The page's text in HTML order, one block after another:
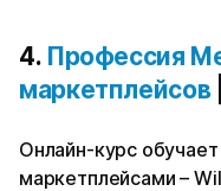
4. Профессия
маркетплейсов
Онлайн-курс
маркетплейсами –